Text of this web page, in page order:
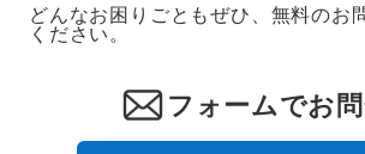
どんなお困りごともぜひ、無料のお
ください。
フォームでお